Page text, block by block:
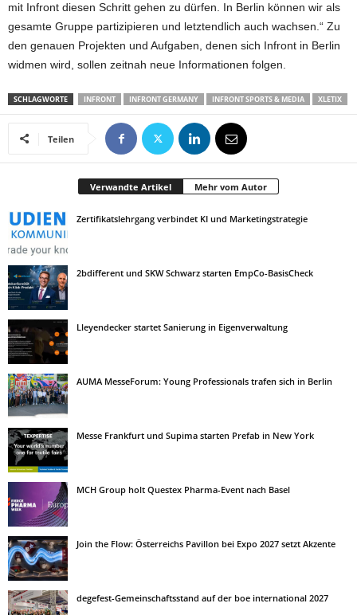
mit Infront diesen Schritt gehen zu dürfen. In Berlin können wir als
gesamte Gruppe partizipieren und letztendlich auch wachsen.“ Zu
den genauen Projekten und Aufgaben, denen sich Infront in Berlin
widmen wird, sollen zeitnah neue Informationen folgen.
SCHLAGWORTE INFRONT INFRONT GERMANY INFRONT SPORTS & MEDIA XLETIX
Teilen
Verwandte Artikel Mehr vom Autor
Zertifikatslehrgang verbindet KI und Marketingstrategie
2bdifferent und SKW Schwarz starten EmpCo-BasisCheck
Lleyendecker startet Sanierung in Eigenverwaltung
AUMA MesseForum: Young Professionals trafen sich in Berlin
Messe Frankfurt und Supima starten Prefab in New York
MCH Group holt Questex Pharma-Event nach Basel
Join the Flow: Österreichs Pavillon bei Expo 2027 setzt Akzente
degefest-Gemeinschaftsstand auf der boe international 2027